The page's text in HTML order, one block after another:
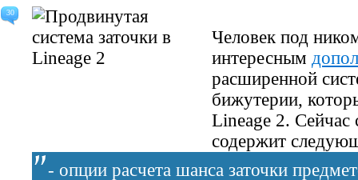
30
Человек под
интересным
расширенной
бижутерии,
Lineage 2. Сейчас
содержит
- опции расчета шанса заточки